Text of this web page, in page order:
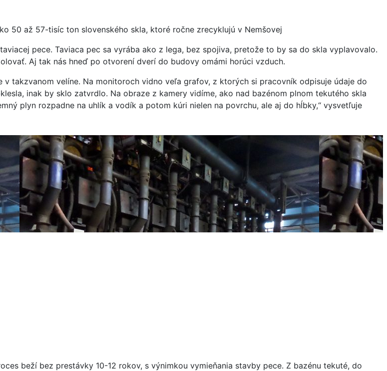
50 až 57-tisíc ton slovenského skla, ktoré ročne zrecyklujú v Nemšovej
pece. Taviaca pec sa vyrába ako z lega, bez spojiva, pretože to by sa do skla vyplavovalo.
Aj tak nás hneď po otvorení dverí do budovy omámi horúci vzduch.
takzvanom velíne. Na monitoroch vidno veľa grafov, z ktorých si pracovník odpisuje údaje do
inak by sklo zatvrdlo. Na obraze z kamery vidíme, ako nad bazénom plnom tekutého skla
plyn rozpadne na uhlík a vodík a potom kúri nielen na povrchu, ale aj do hĺbky,“ vysvetľuje
beží bez prestávky 10-12 rokov, s výnimkou vymieňania stavby pece. Z bazénu tekuté, do